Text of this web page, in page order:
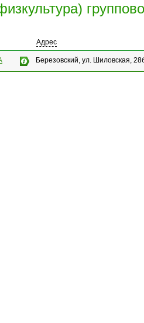
Адрес
Березовский, ул. Шиловская,